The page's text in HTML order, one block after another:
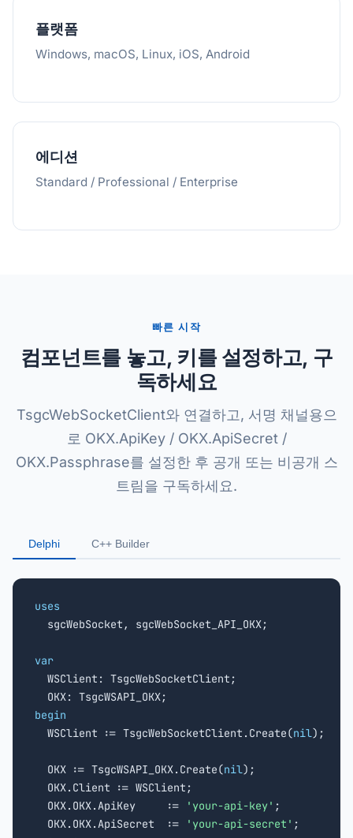
플랫폼
Windows, macOS, Linux, iOS, Android
에디션
Standard / Professional / Enterprise
빠른 시작
컴포넌트를 놓고, 키를 설정하고, 구
독하세요
TsgcWebSocketClient와 연결하고, 서명 채널용으
로 OKX.ApiKey / OKX.ApiSecret /
OKX.Passphrase를 설정한 후 공개 또는 비공개 스
트림을 구독하세요.
Delphi C++ Builder
uses
sgcWebSocket, sgcWebSocket_API_OKX;
var
WSClient: TsgcWebSocketClient;
begin
WSClient := TsgcWebSocketClient.Create(nil);
  OKX := TsgcWSAPI_OKX.Create(
nil);
  OKX.Client := WSClient;
  OKX.OKX.ApiKey     :=
'your-api-key' ;
  OKX.OKX.ApiSecret  :=
'your-api-secret' ;